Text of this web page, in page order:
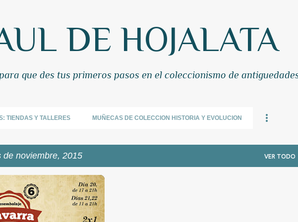
DE HOJALATA
que des tus primeros pasos en el coleccionismo de
TIENDAS Y TALLERES MUÑECAS DE COLECCION HISTORIA Y EVOLUCION
de noviembre, 2015 VER TODO